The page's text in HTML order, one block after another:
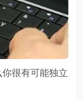
很有可能独立